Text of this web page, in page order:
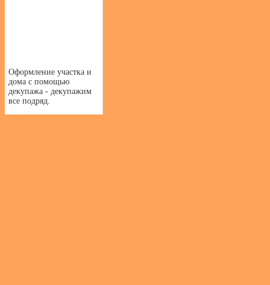
Оформление участка и
дома с помощью
декупажа - декупажим
все подряд.